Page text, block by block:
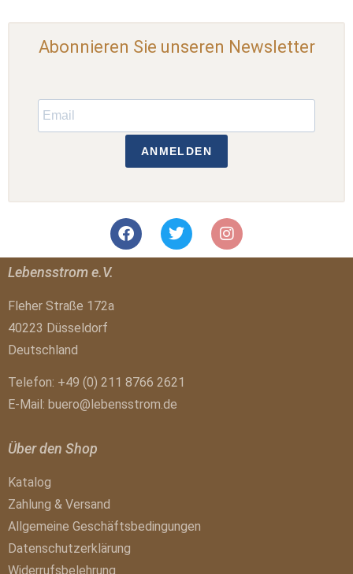
Abonnieren Sie unseren Newsletter
ANMELDEN
Lebensstrom e.V.
Fleher Straße 172a
40223 Düsseldorf
Deutschland
Telefon: +49 (0) 211 8766 2621
E-Mail: buero@lebensstrom.de
Über den Shop
Katalog
Zahlung & Versand
Allgemeine Geschäftsbedingungen
Datenschutzerklärung
Widerrufsbelehrung